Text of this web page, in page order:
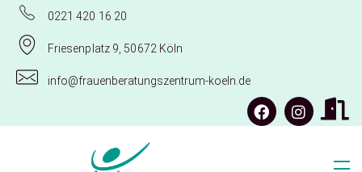
0221 420 16 20
Friesenplatz 9, 50672 Köln
info@frauenberatungszentrum-koeln.de